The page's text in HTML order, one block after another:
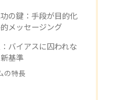
の鍵：手段が目的化
メッセージング
バイアスに囚われな
基準
の特長